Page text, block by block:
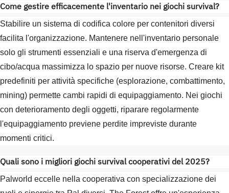
Come gestire efficacemente l'inventario nei giochi survival?
Stabilire un sistema di codifica colore per contenitori diversi
facilita l'organizzazione. Mantenere nell'inventario personale
solo gli strumenti essenziali e una riserva d'emergenza di
cibo/acqua massimizza lo spazio per nuove risorse. Creare kit
predefiniti per attività specifiche (esplorazione, combattimento,
mining) permette cambi rapidi di equipaggiamento. Nei giochi
con deterioramento degli oggetti, riparare regolarmente
l'equipaggiamento previene perdite impreviste durante
momenti critici.
Quali sono i migliori giochi survival cooperativi del 2025?
Palworld eccelle nella cooperativa con specializzazione dei